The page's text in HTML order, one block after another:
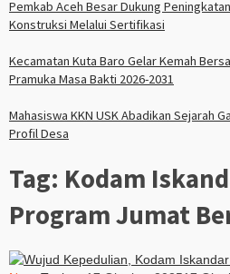
Pemkab Aceh Besar Dukung
Konstruksi Melalui Sertifikasi
Kecamatan Kuta Baro Gelar Kemah
Pramuka Masa Bakti 2026-2031
Mahasiswa KKN USK Abadikan Sejarah
Profil Desa
Tag: Kodam
Program Jumat